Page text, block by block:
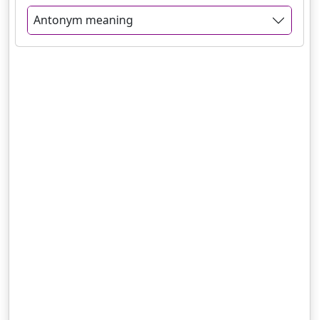
Antonym meaning